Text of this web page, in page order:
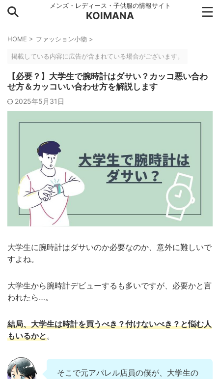
メンズ・レディース・子供服の情報サイト
KOIMANA
HOME > ファッション小物 >
掲載している内容に広告が含まれている場合がございます。
【必要？】大学生で腕時計はダサい？カッコ悪い合わ
せ方＆カッコいい合わせ方を解説します
2025年5月31日
大学生に腕時計はダサいのか必要なのか、 意外に難しいで
すよね。
大学生から腕時計デビューするも多いですが、必要かと言
われたら…。
結局、大学生は時計を買うべき？付けないべき？と悩む人
もいるかと。
そこで元アパレル店員の僕が、大学生の